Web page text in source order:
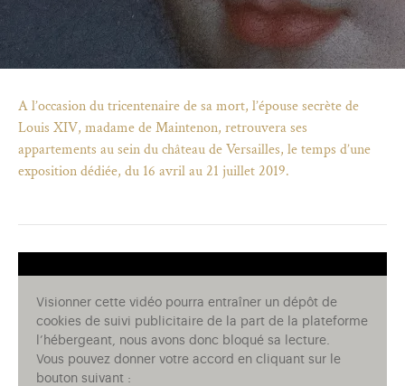
onglet)
nouvel onglet)
fenêtre modale)
de l'application (ouverture dans un nouvel onglet)
A l’occasion du tricentenaire de sa mort, l’épouse secrète de
Louis XIV, madame de Maintenon, retrouvera ses
appartements au sein du château de Versailles, le temps d’une
exposition dédiée, du 16 avril au 21 juillet 2019.
Visionner cette vidéo pourra entraîner un dépôt de
cookies de suivi publicitaire de la part de la plateforme
l’hébergeant, nous avons donc bloqué sa lecture.
Vous pouvez donner votre accord en cliquant sur le
bouton suivant :